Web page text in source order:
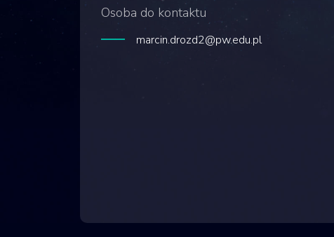
Osoba do kontaktu
marcin.drozd2@pw.edu.pl